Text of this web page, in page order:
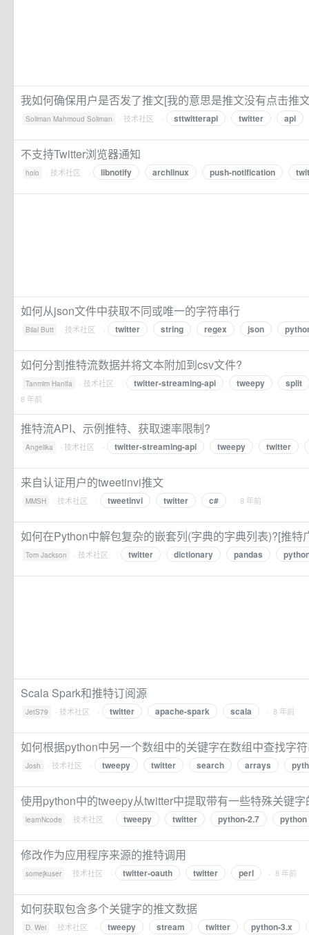
我如何确保用户是否发了推文[我的意思是推文没有点击推
Soliman Mahmoud Soliman · 技术社区 · sttwitterapi twitter api
不支持Twitter浏览器通知
holo · 技术社区 · libnotify archlinux push-notification
如何从json文件中获取不同或唯一的字符串行
Bilal Butt · 技术社区 · twitter string regex json
如何分割推特流数据并将文本附加到csv文件?
Tanmim Hanifa · 技术社区 · twitter-streaming-api tweepy split
8 年前
推特流API、示例推特、获取速率限制?
Angelika · 技术社区 · twitter-streaming-api tweepy twitter
来自认证用户的tweetinvi推文
MMSH · 技术社区 · tweetinvi twitter c# · 8 年前
如何在Python中解包复杂的嵌套列(字典的字典列表)?[推特
Tom Jackson · 技术社区 · twitter dictionary pandas
Scala Spark和推特订阅源
JetS79 · 技术社区 · twitter apache-spark scala · 8 年前
如何根据python中另一个数组中的关键字在数组中查找字
Josh · 技术社区 · tweepy twitter search arrays
使用python中的tweepy从twitter中提取带有一些特殊关键字
learnNcode · 技术社区 · tweepy twitter python-2.7 python
修改作为应用程序来源的推特调用
somejkuser · 技术社区 · twitter-oauth twitter perl · 8 年前
如何获取包含多个关键字的推文数据
D. Wei · 技术社区 · tweepy stream twitter python-3.x